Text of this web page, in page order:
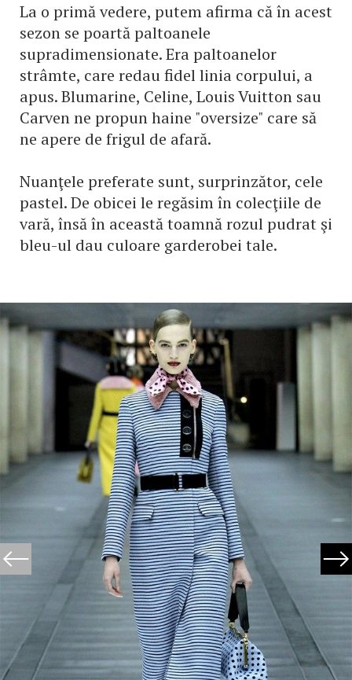
La o primă vedere, putem afirma că în acest
sezon se poartă paltoanele
supradimensionate. Era paltoanelor
strâmte, care redau fidel linia corpului, a
apus. Blumarine, Celine, Louis Vuitton sau
Carven ne propun haine "oversize" care să
ne apere de frigul de afară.
Nuanţele preferate sunt, surprinzător, cele
pastel. De obicei le regăsim în colecţiile de
vară, însă în această toamnă rozul pudrat şi
bleu-ul dau culoare garderobei tale.